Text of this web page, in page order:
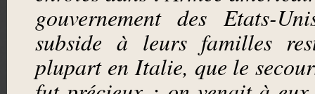
gouvernement des Etats-
subside à leurs familles
plupart en Italie, que le